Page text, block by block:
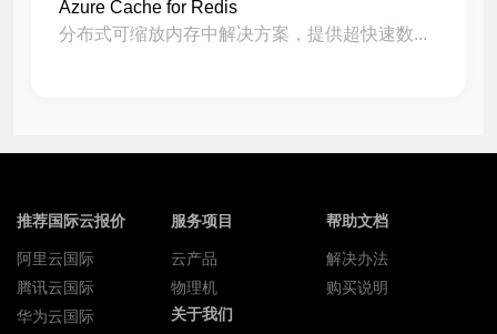
Azure Cache for Redis
分布式可缩放内存中解决方案，提供超快速数...
推荐国际云报价
阿里云国际
腾讯云国际
华为云国际
服务项目
云产品
物理机
帮助文档
解决办法
购买说明
关于我们